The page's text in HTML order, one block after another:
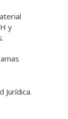
y
Jurídica.